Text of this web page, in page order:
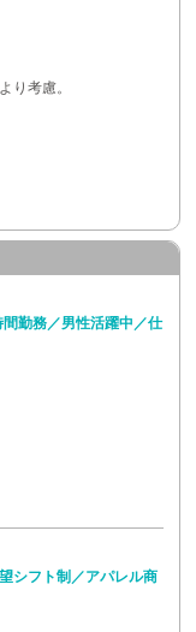
り考慮。
間勤務／男性活躍中／仕
シフト制／アパレル商